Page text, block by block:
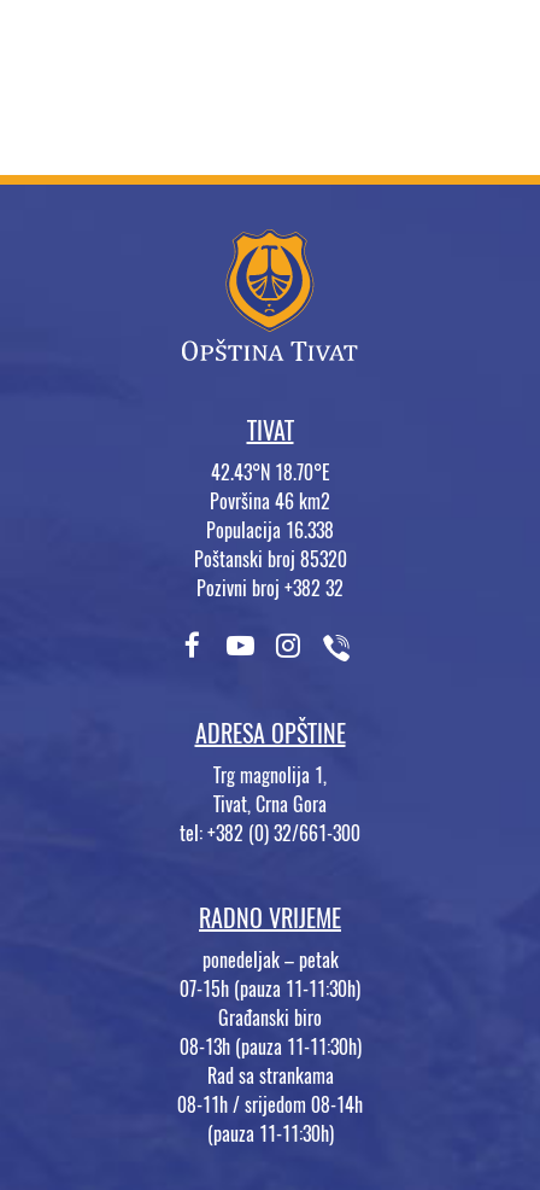
TIVAT
42.43°N 18.70°E
Površina 46 km2
Populacija 16.338
Poštanski broj 85320
Pozivni broj +382 32
ADRESA OPŠTINE
Trg magnolija 1,
Tivat, Crna Gora
tel: +382 (0) 32/661-300
RADNO VRIJEME
ponedeljak – petak
07-15h (pauza 11-11:30h)
Građanski biro
08-13h (pauza 11-11:30h)
Rad sa strankama
08-11h / srijedom 08-14h
(pauza 11-11:30h)